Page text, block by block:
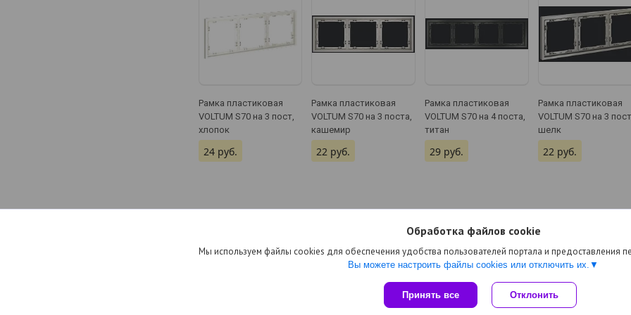
Рамка пластиковая
VOLTUM S70 на 3 пост,
хлопок
24 руб.
Рамка пластиковая
VOLTUM S70 на 3 поста,
кашемир
22 руб.
Рамка пластиковая
VOLTUM S70 на 4 поста,
титан
29 руб.
Рамка пластиковая
VOLTUM S70 на 3
шелк
22 руб.
Наш Офис Минск, ул. Братская, д.17, офис 298
Сайт создан на платформе Deal.by
Политика обработки файлов cookies
Обработка файлов cookie
Мы используем файлы cookies для обеспечения удобства пользователей портала и предоставления
Вы можете настроить файлы cookies или отключить их.
Принять все Отклонить